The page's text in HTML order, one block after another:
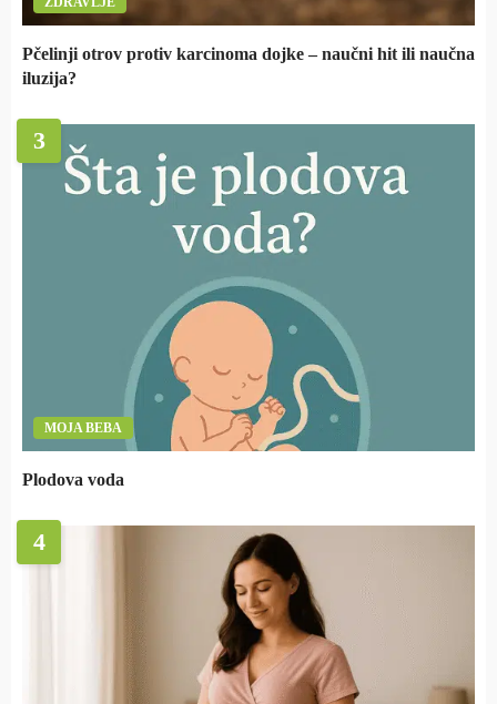
Pčelinji otrov protiv karcinoma dojke – naučni hit ili naučna
iluzija?
3
MOJA BEBA
Plodova voda
4